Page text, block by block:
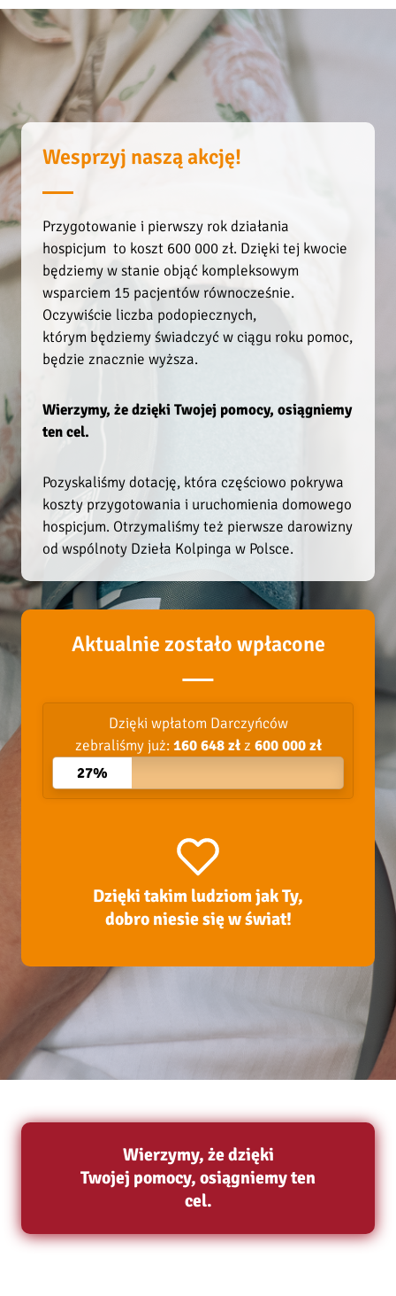
Wesprzyj naszą akcję!
Przygotowanie i pierwszy rok działania
hospicjum to koszt 600 000 zł. Dzięki tej kwocie
będziemy w stanie objąć kompleksowym
wsparciem 15 pacjentów równocześnie.
Oczywiście liczba podopiecznych,
którym będziemy świadczyć w ciągu roku pomoc,
będzie znacznie wyższa.
Wierzymy, że dzięki Twojej pomocy, osiągniemy
ten cel.
Pozyskaliśmy dotację, która częściowo pokrywa
koszty przygotowania i uruchomienia domowego
hospicjum. Otrzymaliśmy też pierwsze darowizny
od wspólnoty Dzieła Kolpinga w Polsce.
Aktualnie zostało wpłacone
Dzięki wpłatom Darczyńców
zebraliśmy już:160 648 złz 600 000 zł
27%
Dzięki takim ludziom jak Ty,
dobro niesie się w świat!
Wierzymy, że dzięki
Twojej pomocy, osiągniemy ten
cel.